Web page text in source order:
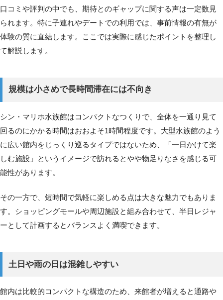
口コミや評判の中でも、期待とのギャップに関する声は一定数見
られます。特に子連れやデートでの利用では、事前情報の有無が
体験の質に直結します。ここでは実際に感じたポイントを整理し
て解説します。
規模は小さめで長時間滞在には不向き
シン・マリホ水族館はコンパクトなつくりで、全体を一通り見て
回るのにかかる時間はおおよそ1時間程度です。大型水族館のよう
に広い館内をじっくり巡るタイプではないため、「一日かけて楽
しむ施設」というイメージで訪れるとやや物足りなさを感じる可
能性があります。
その一方で、短時間で気軽に楽しめる点は大きな魅力でもありま
す。ショッピングモールや周辺施設と組み合わせて、半日レジャ
ーとして計画するとバランスよく満喫できます。
土日や雨の日は混雑しやすい
館内は比較的コンパクトな構造のため、来館者が増えると通路や